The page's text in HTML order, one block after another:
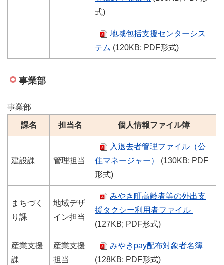
式)
地域包括支援センターシス
テム (120KB; PDF形式)
事業部
事業部
課名 担当名 個人情報ファイル簿
建設課 管理担当
入退去者管理ファイル（公
住マネージャー）
(130KB; PDF
形式)
まちづく
り課
地域デザ
イン担当
みやき町高齢者等の外出支
援タクシー利用者ファイル
(127KB; PDF形式)
産業支援
課
産業支援
担当
みやきpay配布対象者名簿
(128KB; PDF形式)